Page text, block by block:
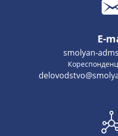
E-
smolyan-